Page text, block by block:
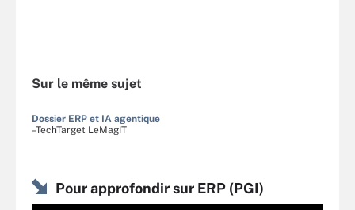
Sur le même sujet
Dossier ERP et IA agentique
–TechTarget LeMagIT
Pour approfondir sur ERP (PGI)